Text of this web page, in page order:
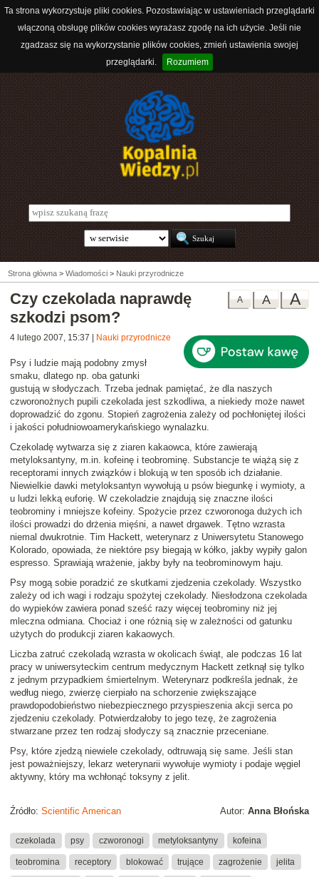
Ta strona wykorzystuje pliki cookies. Pozostawiając w ustawieniach przeglądarki
włączoną obsługę plików cookies wyrażasz zgodę na ich użycie. Jeśli nie
zgadzasz się na wykorzystanie plików cookies, zmień ustawienia swojej
przeglądarki.
Rozumiem
Strona główna > Wiadomości > Nauki przyrodnicze
A
A
A
Czy czekolada naprawdę
szkodzi psom?
4 lutego 2007, 15:37 Nauki przyrodnicze
Psy i ludzie mają podobny zmysł
smaku, dlatego np. oba gatunki
gustują w słodyczach. Trzeba jednak pamiętać, że dla naszych
czworonożnych pupili czekolada jest szkodliwa, a niekiedy może nawet
doprowadzić do zgonu. Stopień zagrożenia zależy od pochłoniętej ilości
i jakości południowoamerykańskiego wynalazku.
Czekoladę wytwarza się z ziaren kakaowca, które zawierają
metyloksantyny, m.in. kofeinę i teobrominę. Substancje te wiążą się z
receptorami innych związków i blokują w ten sposób ich działanie.
Niewielkie dawki metyloksantyn wywołują u psów biegunkę i wymioty, a
u ludzi lekką euforię. W czekoladzie znajdują się znaczne ilości
teobrominy i mniejsze kofeiny. Spożycie przez czworonoga dużych ich
ilości prowadzi do drżenia mięśni, a nawet drgawek. Tętno wzrasta
niemal dwukrotnie. Tim Hackett, weterynarz z Uniwersytetu Stanowego
Kolorado, opowiada, że niektóre psy biegają w kółko, jakby wypiły galon
espresso. Sprawiają wrażenie, jakby były na teobrominowym haju.
Psy mogą sobie poradzić ze skutkami zjedzenia czekolady. Wszystko
zależy od ich wagi i rodzaju spożytej czekolady. Niesłodzona czekolada
do wypieków zawiera ponad sześć razy więcej teobrominy niż jej
mleczna odmiana. Chociaż i one różnią się w zależności od gatunku
użytych do produkcji ziaren kakaowych.
Liczba zatruć czekoladą wzrasta w okolicach świąt, ale podczas 16 lat
pracy w uniwersyteckim centrum medycznym Hackett zetknął się tylko
z jednym przypadkiem śmiertelnym. Weterynarz podkreśla jednak, że
według niego, zwierzę cierpiało na schorzenie zwiększające
prawdopodobieństwo niebezpiecznego przyspieszenia akcji serca po
zjedzeniu czekolady. Potwierdzałoby to jego tezę, że zagrożenia
stwarzane przez ten rodzaj słodyczy są znacznie przeceniane.
Psy, które zjedzą niewiele czekolady, odtruwają się same. Jeśli stan
jest poważniejszy, lekarz weterynarii wywołuje wymioty i podaje węgiel
aktywny, który ma wchłonąć toksyny z jelit.
Autor: Anna Błońska
Źródło: Scientific American
czekolada psy czworonogi metyloksantyny kofeina
teobromina receptory blokować trujące zagrożenie jelita